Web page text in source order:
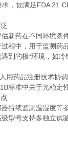
如满足FDA 21
药在不同环境条
中，用于监测药品
的极*环境，如冷
药品注册技术协调
准中关于光稳定性
续监测温湿度等参
号支持多独立试验